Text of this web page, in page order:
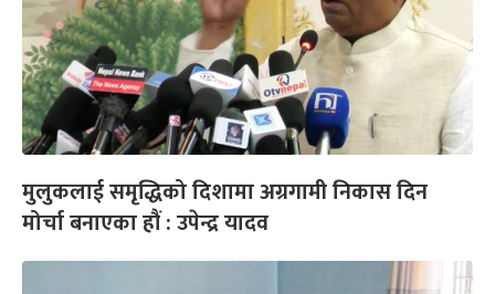
मुलुकलाई समृद्धिको दिशामा अग्रगामी निकास दिन
मोर्चा बनाएका हौं : उपेन्द्र यादव